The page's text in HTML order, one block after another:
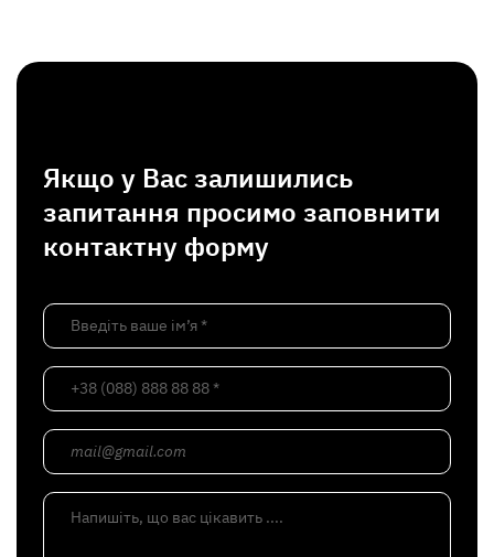
Якщо у Вас залишились
запитання просимо заповнити
контактну форму
Введіть ваше ім’я *
+38 (088) 888 88 88 *
mail@gmail.com
Напишіть, що вас цікавить ....